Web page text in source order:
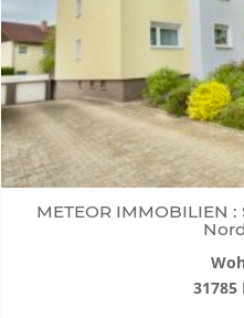
METEOR IMMOBILIEN
31785